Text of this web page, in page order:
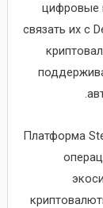
цифровые
связать их с
Платформа